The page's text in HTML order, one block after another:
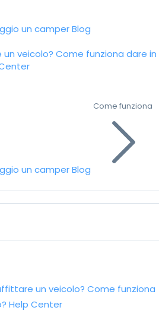
un camperBlog
veicolo? Come funziona dare in
un camperBlog
Come funziona
un veicolo? Come funziona
Help Center